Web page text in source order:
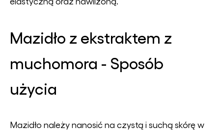
Mazidło z ekstraktem z
muchomora - Sposób
użycia
Mazidło należy nanosić na czystą i suchą skórę w